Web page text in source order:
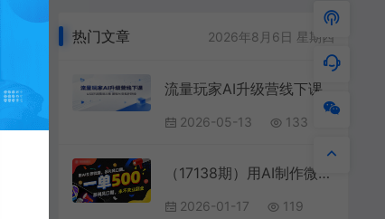
热门文章 2026年8月6日 星期四
2026-05-13 133
（17138期）用AI制作微课，一单500+，暴利风口期，2026永不失业副业！
2026-01-17 119